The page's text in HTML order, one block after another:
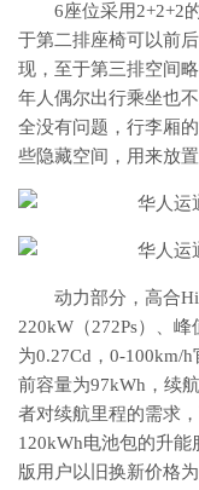
6座位采用2+2+2
于第二排座椅可以前
现，至于第三排空间
年人偶尔出行乘坐也
全没有问题，行李厢
些隐藏空间，用来放
动力部分，高合
220kW（272Ps）、
为0.27Cd，0-100km/
前容量为97kWh，续
者对续航里程的需求
120kWh电池包的升
版用户以旧换新价格